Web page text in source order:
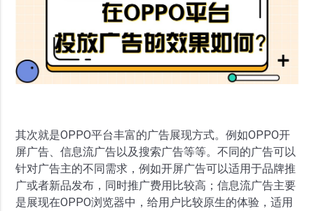
其次就是OPPO平台丰富的广告展现方式。例如OPPO开
屏广告、信息流广告以及搜索广告等等。不同的广告可以
针对广告主的不同需求，例如开屏广告可以适用于品牌推
广或者新品发布，同时推广费用比较高；信息流广告主要
是展现在OPPO浏览器中，给用户比较原生的体验，适用